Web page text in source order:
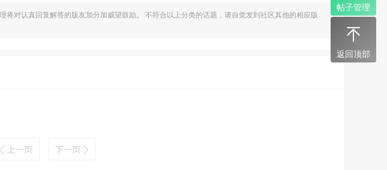
对认真回复解答的版友加分加威望鼓励。 不符合以上分类的话题，请自觉发到社区其他的相应版
帖子管理
返回顶部